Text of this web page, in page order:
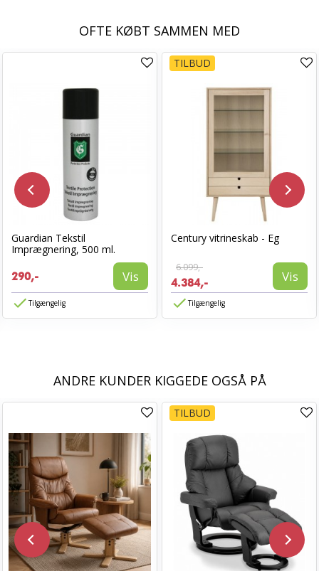
OFTE KØBT SAMMEN MED
Guardian Tekstil
Imprægnering, 500 ml.
290,- Vis
Tilgængelig
TILBUD
Century vitrineskab - Eg
6.099,-
4.384,- Vis
Tilgængelig
ANDRE KUNDER KIGGEDE OGSÅ PÅ
TILBUD